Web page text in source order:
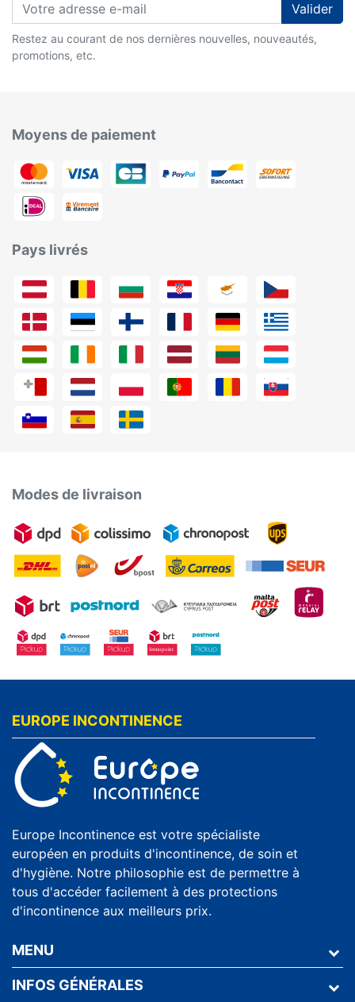
Valider
Restez au courant de nos dernières nouvelles, nouveautés,
promotions, etc.
Moyens de paiement
Pays livrés
Modes de livraison
EUROPE INCONTINENCE
Europe Incontinence est votre spécialiste
européen en produits d'incontinence, de soin et
d'hygiène. Notre philosophie est de permettre à
tous d'accéder facilement à des protections
d'incontinence aux meilleurs prix.
MENU
INFOS GÉNÉRALES